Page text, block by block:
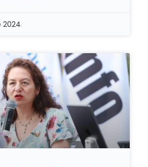
2024